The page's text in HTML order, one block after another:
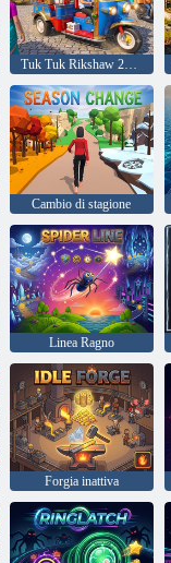
Tuk Tuk Rikshaw 2022
Cambio di stagione
Linea Ragno
Forgia inattiva